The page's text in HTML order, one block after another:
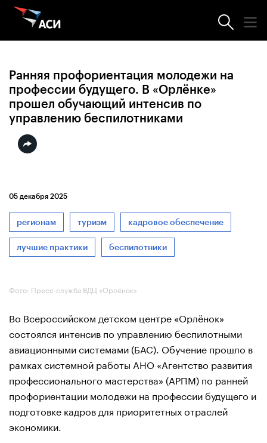
Новости АСИ
Ранняя профориентация молодежи на
профессии будущего. В «Орлёнке»
прошел обучающий интенсив по
управлению беспилотниками
05 декабря 2025
регионам туризм кадровое обеспечение
лучшие практики беспилотники
Фото: Пресс-служба ВДЦ «Орлёнок»
Во Всероссийском детском центре «Орлёнок»
состоялся интенсив по управлению беспилотными
авиационными системами (БАС). Обучение прошло в
рамках системной работы АНО «Агентство развития
профессионального мастерства» (АРПМ) по ранней
профориентации молодежи на профессии будущего и
подготовке кадров для приоритетных отраслей
экономики.